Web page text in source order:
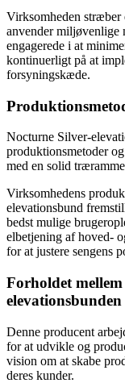
Virksomheden stræber
anvender miljøvenlige
engagerede i at
kontinuerligt på at
forsyningskæde.
Nocturne Silver-
produktionsmetoder
med en solid
Virksomhedens
elevationsbund
bedst mulige
elbetjening af hoved-
for at justere sengens
Forholdet
elevationsbunden
Denne producent
for at udvikle og
vision om at skabe
deres kunder.